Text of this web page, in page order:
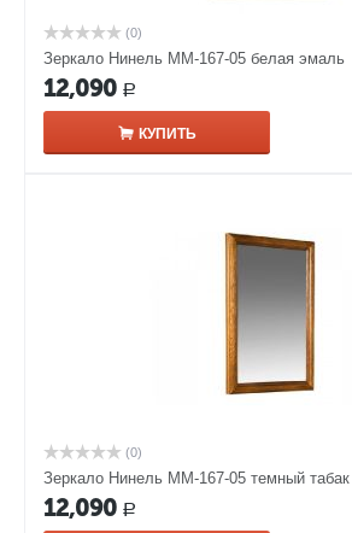
(0)
Зеркало Нинель ММ-167-05 белая эмаль
12,090 Р
КУПИТЬ
(0)
Зеркало Нинель ММ-167-05 темный табак
12,090 Р